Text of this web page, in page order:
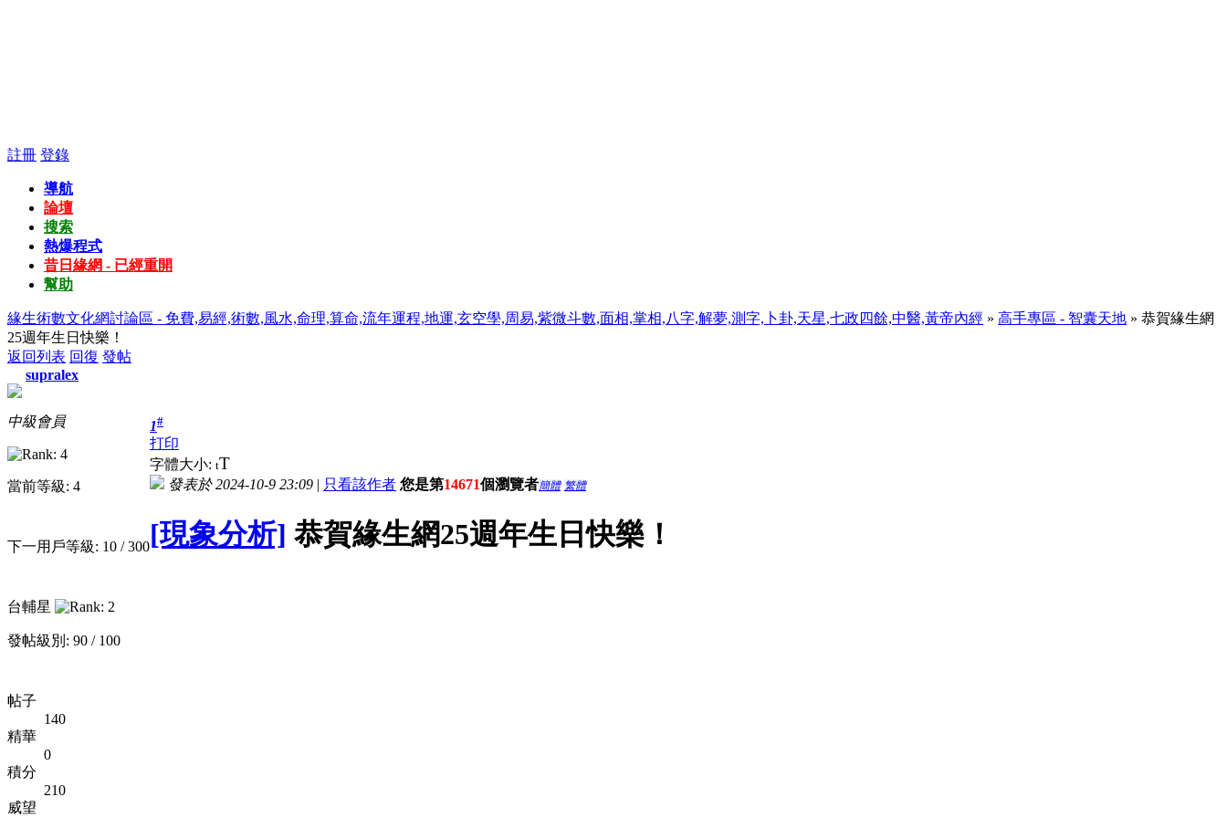
註冊 登錄
導航
論壇
搜索
熱爆程式
昔日緣網 - 已經重開
幫助
緣生術數文化網討論區 - 免費,易經,術數,風水,命理,算命,流年運程,地運,玄空學,周易,紫微斗數,面相,掌相,八字,解夢,測字,卜卦,天星,七政四餘,中醫,黃帝內經 » 高手專區 - 智囊天地 » 恭賀緣生網
25週年生日快樂！
返回列表 回復 發帖
supralex
中級會員
當前等級: 4
下一用戶等級: 10 / 300
台輔星
發帖級別: 90 / 100
帖子
140
精華
0
積分
210
威望
1#
打印
字體大小: tT
發表於 2024-10-9 23:09 | 只看該作者 您是第14671個瀏覽者簡體 繁體
[現象分析] 恭賀緣生網25週年生日快樂！